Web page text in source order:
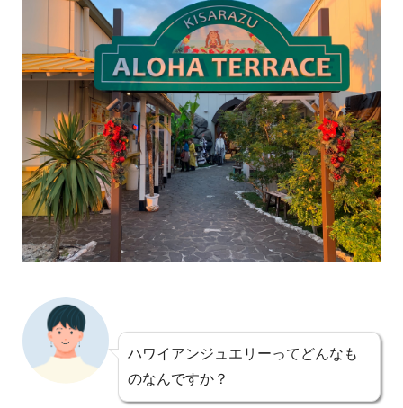
ハワイアンジュエリーってどんなも
のなんですか？